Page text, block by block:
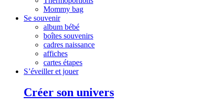
Mommy bag
Se souvenir
album bébé
boîtes souvenirs
cadres naissance
affiches
cartes étapes
S’éveiller et jouer
Créer son univers